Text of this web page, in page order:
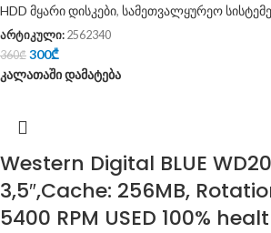
HDD მყარი დისკები, სამეთვალყურეო
არტიკული: 2562340
360₾ 300₾
კალათაში დამატება
Western Digital BLUE
3,5″,Cache: 256MB,
5400 RPM USED 100%